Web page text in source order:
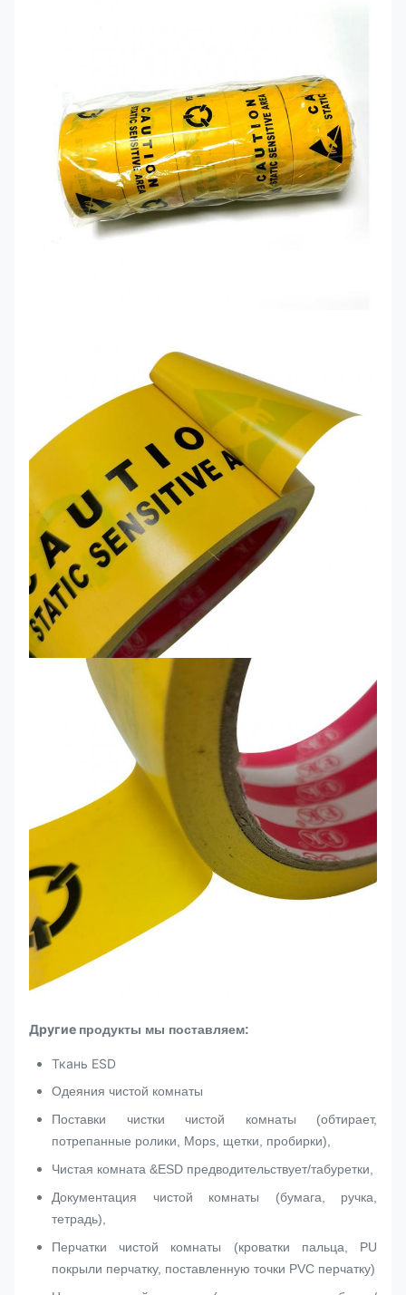
Другие продукты мы поставляем:
Ткань ESD
Одеяния чистой комнаты
Поставки чистки чистой комнаты (обтирает,
потрепанные ролики, Mops, щетки, пробирки),
Чистая комната &ESD предводительствует/табуретки,
Документация чистой комнаты (бумага, ручка,
тетрадь),
Перчатки чистой комнаты (кроватки пальца, PU
покрыли перчатку, поставленную точки PVC перчатку)